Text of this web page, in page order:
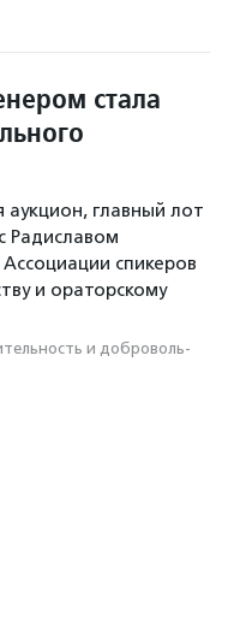
стала
главный лот
Радиславом
спикеров
и ораторскому
и доброволь­